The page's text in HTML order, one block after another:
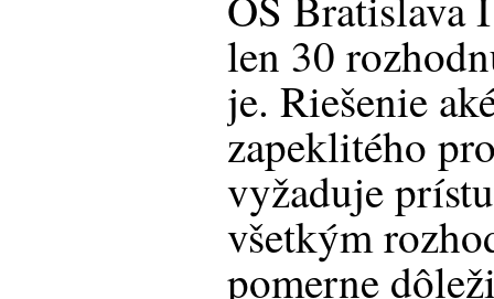
len 30
je. Riešenie
zapeklitého
vyžaduje
všetkým
pomerne